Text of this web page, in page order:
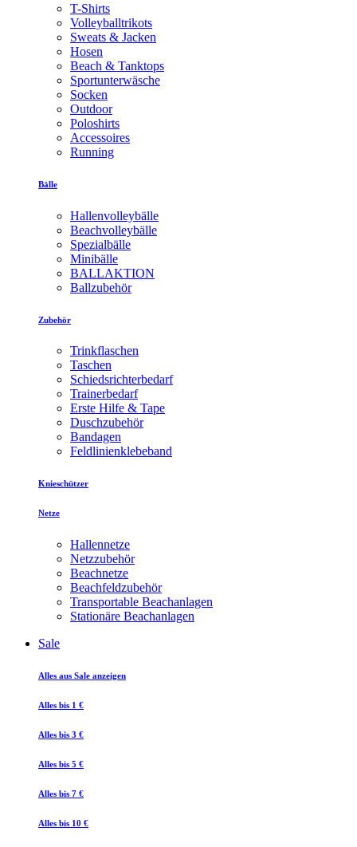
T-Shirts
Volleyballtrikots
Sweats & Jacken
Hosen
Beach & Tanktops
Sportunterwäsche
Socken
Outdoor
Poloshirts
Accessoires
Running
Bälle
Hallenvolleybälle
Beachvolleybälle
Spezialbälle
Minibälle
BALLAKTION
Ballzubehör
Zubehör
Trinkflaschen
Taschen
Schiedsrichterbedarf
Trainerbedarf
Erste Hilfe & Tape
Duschzubehör
Bandagen
Feldlinienklebeband
Knieschützer
Netze
Hallennetze
Netzzubehör
Beachnetze
Beachfeldzubehör
Transportable Beachanlagen
Stationäre Beachanlagen
Sale
Alles aus Sale anzeigen
Alles bis 1 €
Alles bis 3 €
Alles bis 5 €
Alles bis 7 €
Alles bis 10 €